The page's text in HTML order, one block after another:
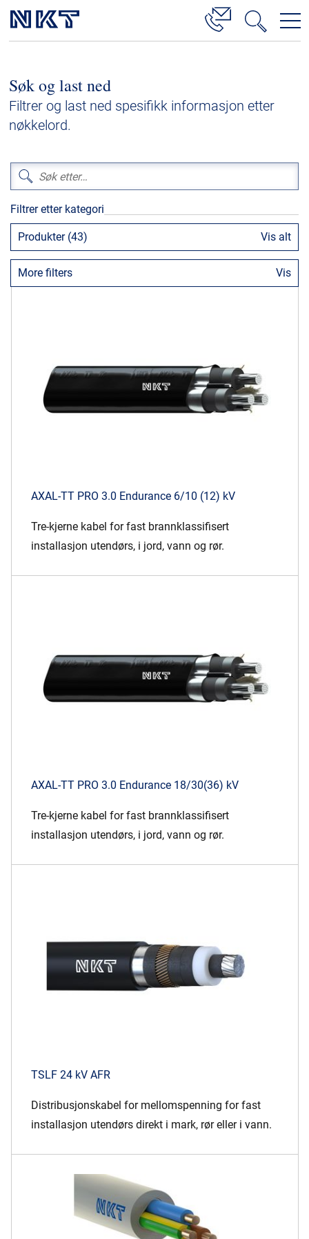
Høyspenningskabelløsninger
Kabelservice
Lavspenning
Høyspenningskabeltilbehør
Mellomspenningskabeltilbehør
Referanser
Nedlastinger
NKT ved første øyekast
Bærekraft
Søk og last ned
Filtrer og last ned spesifikk informasjon etter
nøkkelord.
Filtrer etter kategori
Produkter (43) Vis alt
More filters Vis
AXAL-TT PRO 3.0 Endurance 6/10 (12) kV
Tre-kjerne kabel for fast brannklassifisert
installasjon utendørs, i jord, vann og rør.
AXAL-TT PRO 3.0 Endurance 18/30(36) kV
Tre-kjerne kabel for fast brannklassifisert
installasjon utendørs, i jord, vann og rør.
TSLF 24 kV AFR
Distribusjonskabel for mellomspenning for fast
installasjon utendørs direkt i mark, rør eller i vann.